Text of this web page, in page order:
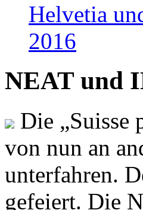
Helvetia
2016
NEAT und
Die
von nun an
unterfahren.
gefeiert. Die